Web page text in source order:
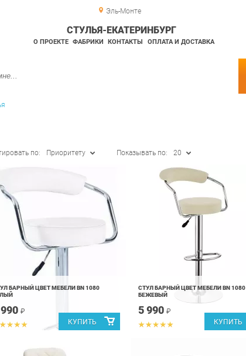
Эль-Монте
СТУЛЬЯ-ЕКАТЕРИНБУРГ
О ПРОЕКТЕ ФАБРИКИ КОНТАКТЫ ОПЛАТА И ДОСТАВКА
по: Приоритету Показывать по: 20
БАРНЫЙ ЦВЕТ МЕБЕЛИ BN 1080
₽
СТУЛ БАРНЫЙ ЦВЕТ МЕБЕЛИ BN 1080
БЕЖЕВЫЙ
5 990 ₽